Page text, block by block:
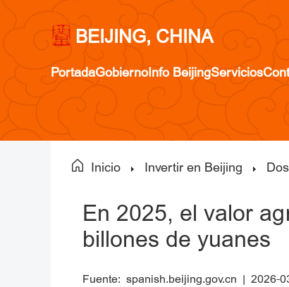
BEIJING, CHINA
PortadaGobiernoInfo BeijingServicios
Inicio Invertir en Beijing
En 2025, el valor
billones de yuanes
Fuente: spanish.beijing.gov.cn | 2026-